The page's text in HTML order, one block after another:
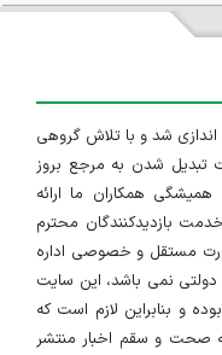
منقضی شده
منقضی شده
استخدام در تاریخ ۱۳۹۱/۱/۱۰ راه اندازی شد و با تلاش گروهی
تبدیل شدن به مرجع بروز
همکاران ما ارائه
بازدیدکنندگان محترم
مستقل و خصوصی اداره
نمی باشد، این سایت
و بنابراین لازم است که
صحت و سقم اخبار منتشر